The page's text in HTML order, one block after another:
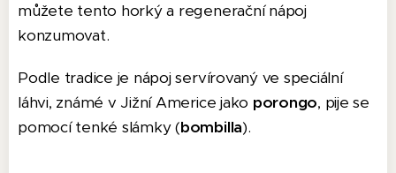
můžete tento horký a regenerační nápoj
konzumovat.
Podle tradice je nápoj servírovaný ve speciální
láhvi, známé v Jižní Americe jako porongo, pije se
pomocí tenké slámky (bombilla).